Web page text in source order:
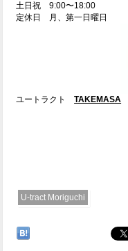
土日祝 9:00〜18:00
定休日 月、第一日曜日
ユートラクトTAKEMASA
U-tract Moriguchi